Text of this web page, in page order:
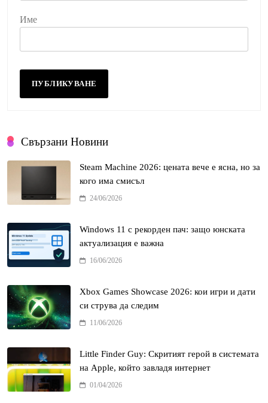
Име
Свързани Новини
Steam Machine 2026: цената вече е ясна, но за
кого има смисъл
24/06/2026
Windows 11 с рекорден пач: защо юнската
актуализация е важна
16/06/2026
Xbox Games Showcase 2026: кои игри и дати
си струва да следим
11/06/2026
Little Finder Guy: Скритият герой в системата
на Apple, който завладя интернет
01/04/2026